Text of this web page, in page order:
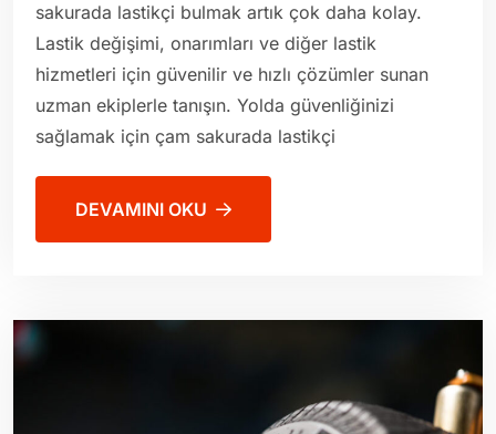
sakurada lastikçi bulmak artık çok daha kolay.
Lastik değişimi, onarımları ve diğer lastik
hizmetleri için güvenilir ve hızlı çözümler sunan
uzman ekiplerle tanışın. Yolda güvenliğinizi
sağlamak için çam sakurada lastikçi
DEVAMINI OKU